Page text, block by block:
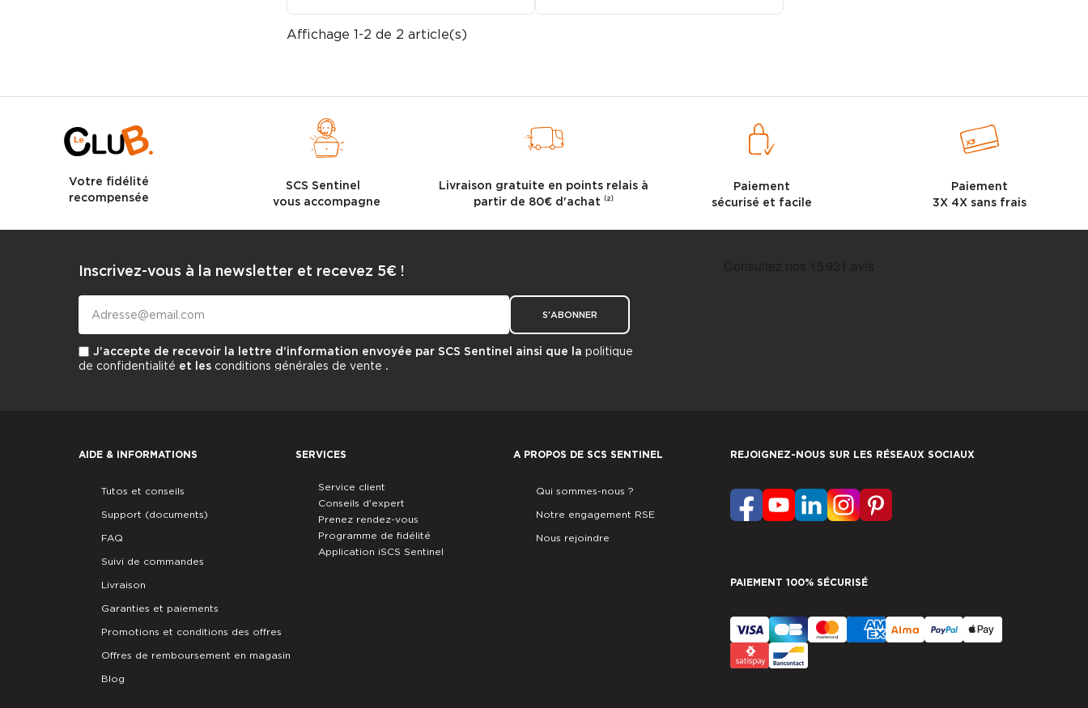
Affichage 1-2 de 2 article(s)
Votre fidélité
recompensée
SCS Sentinel
vous accompagne
Livraison gratuite en points relais à
partir de 80€ d'achat ⁽²⁾
Paiement
sécurisé et facile
Paiement
3X 4X sans frais
Inscrivez-vous à la newsletter et recevez 5€ !
S'ABONNER
J’accepte de recevoir la lettre d’information envoyée par SCS Sentinel ainsi que la politique
de confidentialité et les conditions générales de vente .
AIDE & INFORMATIONS
Tutos et conseils
Support (documents)
FAQ
Suivi de commandes
Livraison
Garanties et paiements
Promotions et conditions des offres
Offres de remboursement en magasin
Blog
SERVICES
Service client
Conseils d'expert
Prenez rendez-vous
Programme de fidélité
Application iSCS Sentinel
A PROPOS DE SCS SENTINEL
Qui sommes-nous ?
Notre engagement RSE
Nous rejoindre
REJOIGNEZ-NOUS SUR LES RÉSEAUX SOCIAUX
PAIEMENT 100% SÉCURISÉ